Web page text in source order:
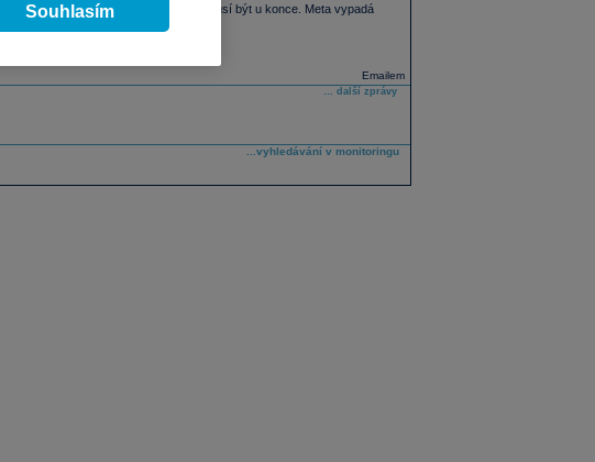
Street nemusí být u konce. Meta vypadá
zajímavě
Emailem
… další zprávy
...vyhledávání v monitoringu
Souhlasím